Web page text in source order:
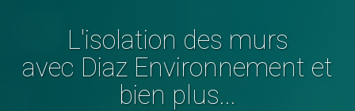
L'isolation des murs
avec Diaz Environnement et
bien plus...